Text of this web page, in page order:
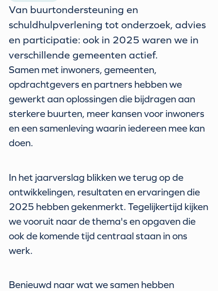
Van buurtondersteuning en
schuldhulpverlening tot onderzoek, advies
en participatie: ook in 2025 waren we in
verschillende gemeenten actief.
Samen met inwoners, gemeenten,
opdrachtgevers en partners hebben we
gewerkt aan oplossingen die bijdragen aan
sterkere buurten, meer kansen voor inwoners
en een samenleving waarin iedereen mee kan
doen.
In het jaarverslag blikken we terug op de
ontwikkelingen, resultaten en ervaringen die
2025 hebben gekenmerkt. Tegelijkertijd kijken
we vooruit naar de thema's en opgaven die
ook de komende tijd centraal staan in ons
werk.
Benieuwd naar wat we samen hebben